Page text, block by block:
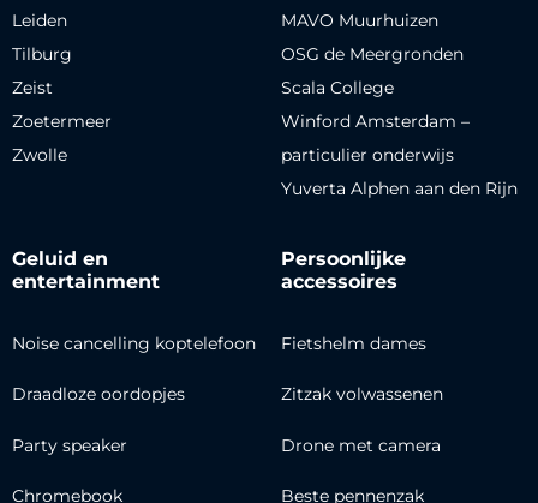
Leiden
Tilburg
Zeist
Zoetermeer
Zwolle
MAVO Muurhuizen
OSG de Meergronden
Scala College
Winford Amsterdam –
particulier onderwijs
Yuverta Alphen aan den Rijn
Geluid en
entertainment
Noise cancelling koptelefoon
Draadloze oordopjes
Party speaker
Chromebook
Persoonlijke
accessoires
Fietshelm dames
Zitzak volwassenen
Drone met camera
Beste pennenzak